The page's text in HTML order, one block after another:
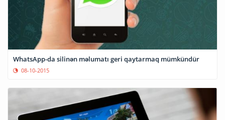
WhatsApp-da silinən məlumatı geri qaytarmaq mümkündür
08-10-2015